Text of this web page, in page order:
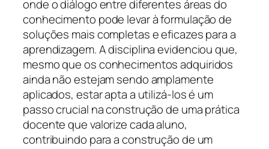
onde o diálogo entre diferentes áreas do
conhecimento pode levar à formulação de
soluções mais completas e eficazes para a
aprendizagem. A disciplina evidenciou que,
mesmo que os conhecimentos adquiridos
ainda não estejam sendo amplamente
aplicados, estar apta a utilizá-los é um
passo crucial na construção de uma prática
docente que valorize cada aluno,
contribuindo para a construção de um